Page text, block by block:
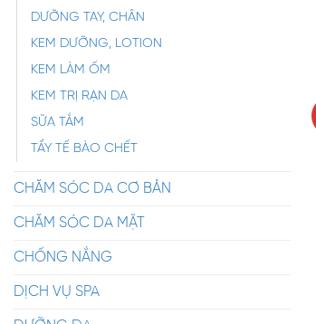
DƯỠNG TAY, CHÂN
KEM DƯỠNG, LOTION
KEM LÀM ỐM
KEM TRỊ RẠN DA
SỮA TẮM
TẨY TẾ BÀO CHẾT
CHĂM SÓC DA CƠ BẢN
CHĂM SÓC DA MẶT
CHỐNG NẮNG
DỊCH VỤ SPA